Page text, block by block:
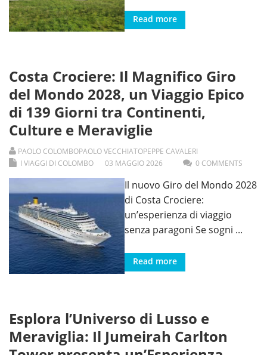
Read more
Costa Crociere: Il Magnifico Giro
del Mondo 2028, un Viaggio Epico
di 139 Giorni tra Continenti,
Culture e Meraviglie
PAOLO COLOMBOPAOLO VECCHIATOPEPPE CAVALERI
I VIAGGI DI COLOMBO
03 MAGGIO2026 0 COMMENTS
Il nuovo Giro del Mondo 2028
di Costa Crociere:
un’esperienza di viaggio
senza paragoni Se sogni ...
Read more
Esplora l’Universo di Lusso e
Meraviglia: Il Jumeirah Carlton